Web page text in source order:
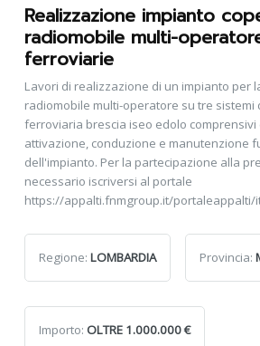
Realizzazione impianto
radiomobile multi-
ferroviarie
Lavori di realizzazione di un impianto per
radiomobile multi-operatore su tre sistemi
ferroviaria brescia iseo edolo comprensivi
attivazione, conduzione e manutenzione
dell'impianto. Per la partecipazione alla
necessario iscriversi al portale
https://appalti.fnmgroup.it/portaleappalti/
Regione: LOMBARDIA Provincia:
Importo: OLTRE 1.000.000 €